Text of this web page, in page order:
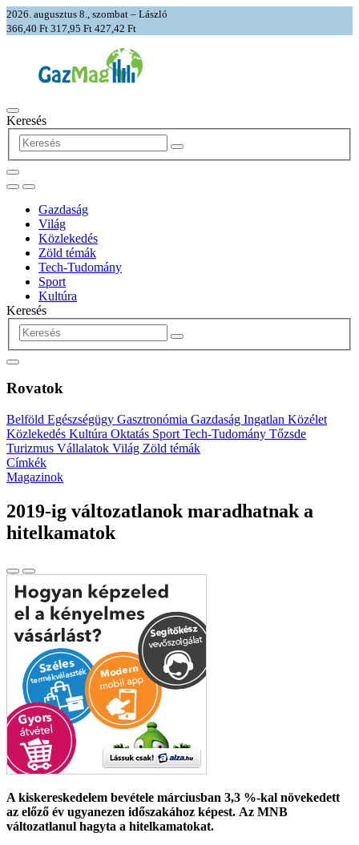
2026. augusztus 8., szombat – László
366,40 Ft 317,95 Ft 427,42 Ft
Keresés
Gazdaság
Világ
Közlekedés
Zöld témák
Tech-Tudomány
Sport
Kultúra
Keresés
Rovatok
Belföld Egészségügy Gasztronómia Gazdaság Ingatlan Közélet
Közlekedés Kultúra Oktatás Sport Tech-Tudomány Tőzsde
Turizmus Vállalatok Világ Zöld témák
Címkék
Magazinok
2019-ig változatlanok maradhatnak a
hitelkamatok
A kiskereskedelem bevétele márciusban 3,3 %-kal növekedett
az előző év ugyanezen időszakához képest. Az MNB
változatlanul hagyta a hitelkamatokat.